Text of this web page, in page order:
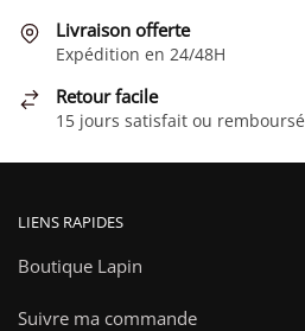
Livraison offerte
Expédition en 24/48H
Retour facile
15 jours satisfait ou remboursé
LIENS RAPIDES
Boutique Lapin
Suivre ma commande